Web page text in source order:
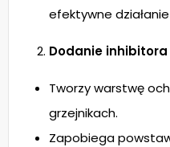
efektywne
Dodanie inhibitora
Tworzy warstwę
grzejnikach.
Zapobiega